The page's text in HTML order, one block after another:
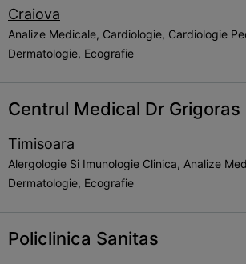
Craiova
Analize Medicale, Cardiologie, Cardiologie
Dermatologie, Ecografie
Centrul Medical Dr Grigoras
Timisoara
Alergologie Si Imunologie Clinica, Analize
Dermatologie, Ecografie
Policlinica Sanitas